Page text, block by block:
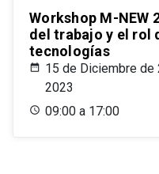
Workshop M-NEW
del trabajo y el rol
tecnologías
15 de Diciembre
2023
09:00 a 17:00